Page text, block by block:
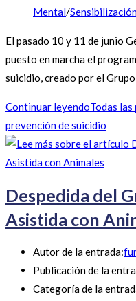
Mental/
El pasado 10 y 11 de junio
puesto en marcha el
suicidio, creado por el
Continuar leyendoTodas
prevención de suicidio
Despedida del
Asistida con
Autor de la entrada:
Publicación de la
Categoría de la